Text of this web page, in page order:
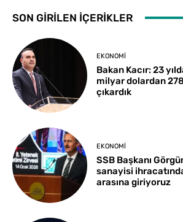
SON GİRİLEN İÇERİKLER
EKONOMI
Bakan Kacır: 23
milyar dolardan
çıkardık
EKONOMI
SSB Başkanı
sanayisi
arasına giriyoruz